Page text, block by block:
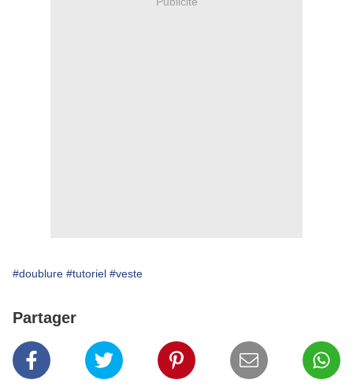
#doublure #tutoriel #veste
Partager